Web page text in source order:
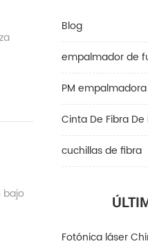
Blog
empalmador de
PM
Cinta De Fibra
cuchillas de fibra
Fotónica láser
bajo